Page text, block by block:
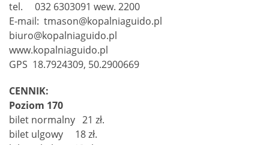
tel. 032 6303091 wew. 2200
E-mail: tmason@kopalniaguido.pl
biuro@kopalniaguido.pl
www.kopalniaguido.pl
GPS 18.7924309, 50.2900669
CENNIK:
Poziom 170
bilet normalny 21 zł.
bilet ulgowy 18 zł.